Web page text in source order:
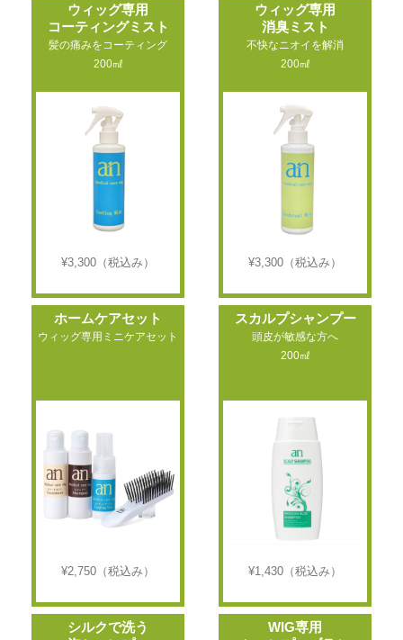
ウィッグ専用
コーティングミスト
髪の痛みをコーティング
200㎖
¥3,300 （税込み）
ウィッグ専用
消臭ミスト
不快なニオイを解消
200㎖
¥3,300 （税込み）
ホームケアセット
ウィッグ専用ミニケアセット
¥2,750 （税込み）
スカルプシャンプー
頭皮が敏感な方へ
200㎖
¥1,430 （税込み）
シルクで洗う
WIG専用